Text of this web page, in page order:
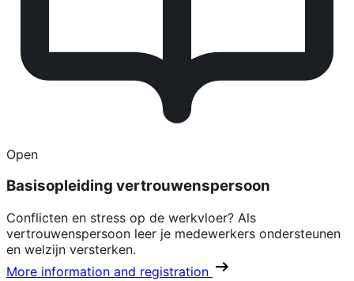
Open
Basisopleiding vertrouwenspersoon
Conflicten en stress op de werkvloer? Als
vertrouwenspersoon leer je medewerkers ondersteunen
en welzijn versterken.
More information and registration